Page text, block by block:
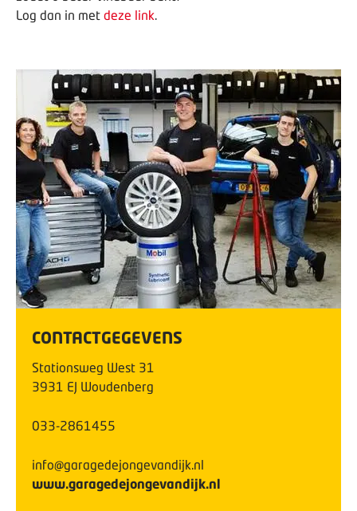
Log dan in met deze link.
CONTACTGEGEVENS
Stationsweg West 31
3931 EJ Woudenberg
033-2861455
info@garagedejongevandijk.nl
www.garagedejongevandijk.nl